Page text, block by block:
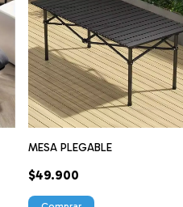
MESA PLEGABLE
$49.900